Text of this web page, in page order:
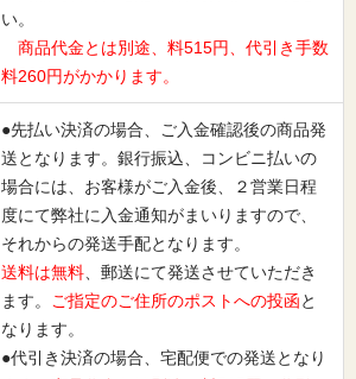
い。
商品代金とは別途、料515円、代引き手数
料260円がかかります。
●先払い決済の場合、ご入金確認後の商品発
送となります。銀行振込、コンビニ払いの
場合には、お客様がご入金後、２営業日程
度にて弊社に入金通知がまいりますので、
それからの発送手配となります。
送料は無料、郵送にて発送させていただき
ます。 ご指定のご住所のポストへの投函と
なります。
●代引き決済の場合、宅配便での発送となり